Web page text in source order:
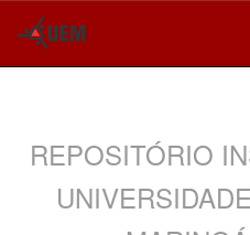
REPOSITÓRIO